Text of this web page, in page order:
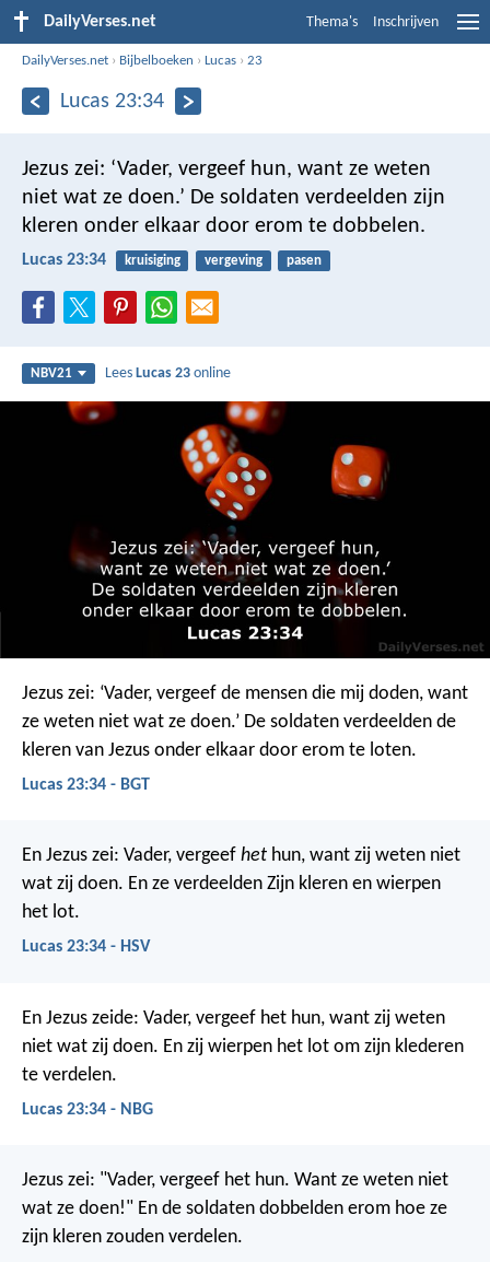
DailyVerses.net Thema's Inschrijven
DailyVerses.net › Bijbelboeken ›Lucas ›23
Lucas 23:34
Jezus zei: ‘Vader, vergeef hun, want ze weten
niet wat ze doen.’ De soldaten verdeelden zijn
kleren onder elkaar door erom te dobbelen.
Lucas 23:34 kruisiging vergeving pasen
NBV21 LeesLucas 23 online
Jezus zei: ‘Vader, vergeef de mensen die mij doden, want
ze weten niet wat ze doen.’ De soldaten verdeelden de
kleren van Jezus onder elkaar door erom te loten.
Lucas 23:34 - BGT
En Jezus zei: Vader, vergeef het hun, want zij weten niet
wat zij doen. En ze verdeelden Zijn kleren en wierpen
het lot.
Lucas 23:34 - HSV
En Jezus zeide: Vader, vergeef het hun, want zij weten
niet wat zij doen. En zij wierpen het lot om zijn klederen
te verdelen.
Lucas 23:34 - NBG
Jezus zei: "Vader, vergeef het hun. Want ze weten niet
wat ze doen!" En de soldaten dobbelden erom hoe ze
zijn kleren zouden verdelen.